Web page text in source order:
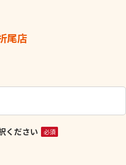
尾店
ください 必須